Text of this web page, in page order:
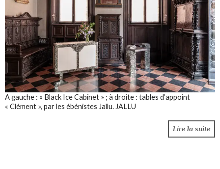
A gauche : « Black Ice Cabinet » ; à droite : tables d’appoint
« Clément », par les ébénistes Jallu.JALLU
Lire la suite